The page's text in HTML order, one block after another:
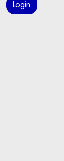
Login